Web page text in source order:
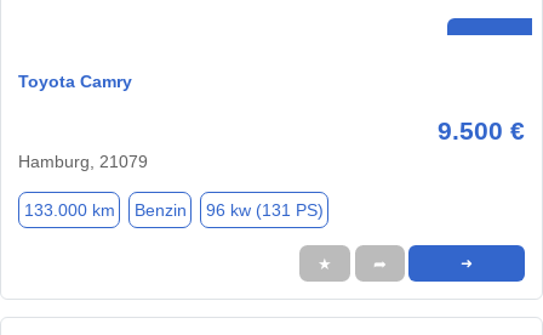
Toyota Camry
9.500 €
Hamburg, 21079
133.000 km Benzin 96 kw (131 PS)
★ ➦ ➜